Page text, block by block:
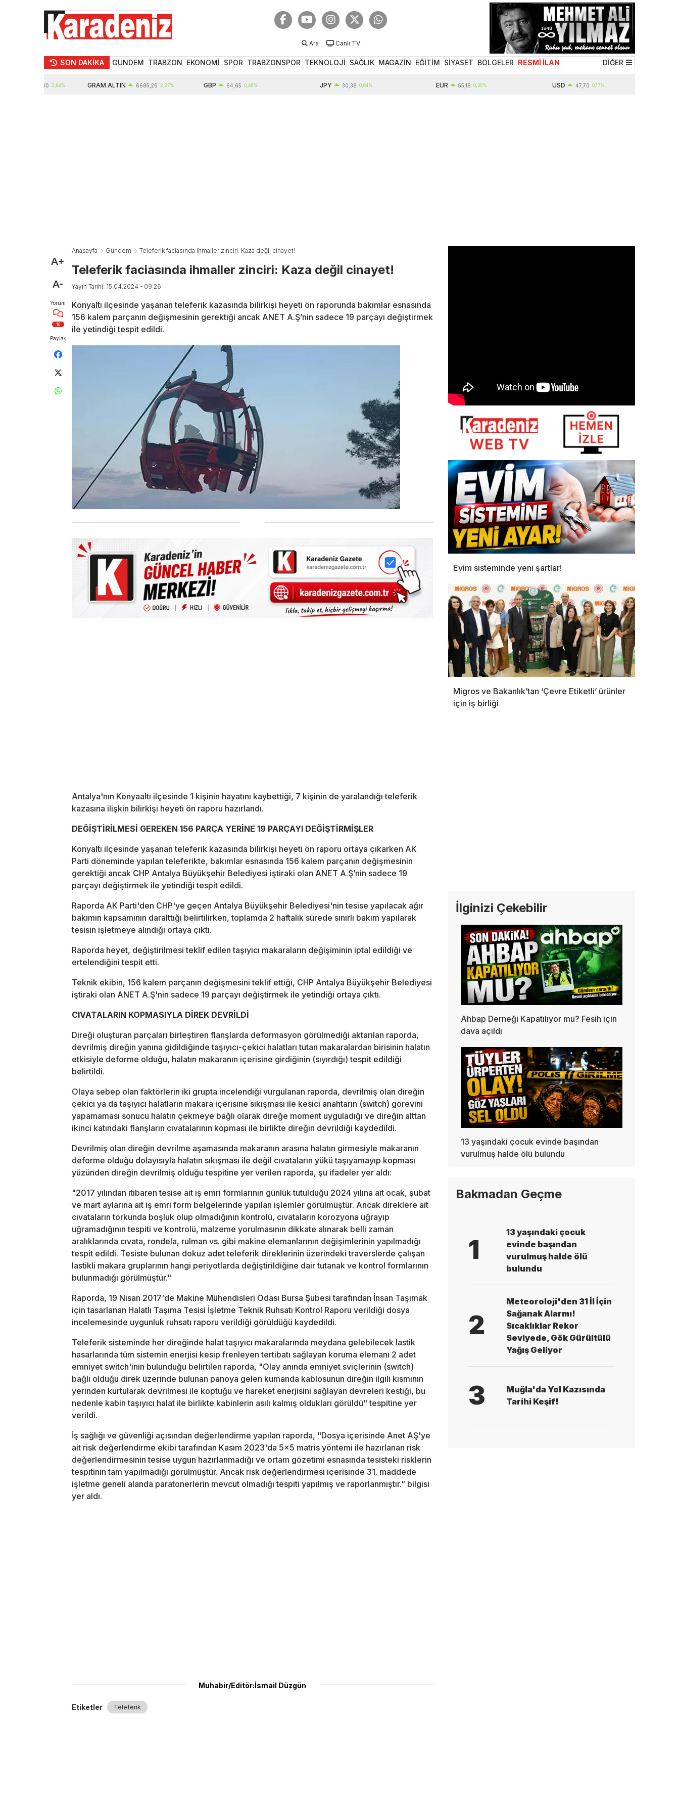
Ara Canlı TV
SON DAKİKA GÜNDEM TRABZON EKONOMİ SPOR TRABZONSPOR TEKNOLOJİ SAĞLIK MAGAZİN EĞİTİM SİYASET BÖLGELER RESMİ İLAN DİĞER
2,84% GRAM ALTIN 6685,26 2,97% 64,65 0,46% 30,38 0,64% 55,18 0,30% 47,70 0,17%
A+
A-
Yorum
10
Paylaş
Anasayfa Gündem Teleferik faciasında ihmaller zinciri: Kaza değil cinayet!
Teleferik faciasında ihmaller zinciri: Kaza değil cinayet!
Yayın Tarihi: 15.04.2024 - 09:26
Konyaltı ilçesinde yaşanan teleferik kazasında bilirkişi heyeti ön raporunda bakımlar esnasında
156 kalem parçanın değişmesinin gerektiği ancak ANET A.Ş’nin sadece 19 parçayı değiştirmek
ile yetindiği tespit edildi.
Antalya'nın Konyaaltı ilçesinde 1 kişinin hayatını kaybettiği, 7 kişinin de yaralandığı teleferik
kazasına ilişkin bilirkişi heyeti ön raporu hazırlandı.
DEĞİŞTİRİLMESİ GEREKEN 156 PARÇA YERİNE 19 PARÇAYI DEĞİŞTİRMİŞLER
Konyaltı ilçesinde yaşanan teleferik kazasında bilirkişi heyeti ön raporu ortaya çıkarken AK
Parti döneminde yapılan teleferikte, bakımlar esnasında 156 kalem parçanın değişmesinin
gerektiği ancak CHP Antalya Büyükşehir Belediyesi iştiraki olan ANET A.Ş’nin sadece 19
parçayı değiştirmek ile yetindiği tespit edildi.
Raporda AK Parti'den CHP'ye geçen Antalya Büyükşehir Belediyesi'nin tesise yapılacak ağır
bakımın kapsamının daralttığı belirtilirken, toplamda 2 haftalık sürede sınırlı bakım yapılarak
tesisin işletmeye alındığı ortaya çıktı.
Raporda heyet, değiştirilmesi teklif edilen taşıyıcı makaraların değişiminin iptal edildiği ve
ertelendiğini tespit etti.
Teknik ekibin, 156 kalem parçanın değişmesini teklif ettiği, CHP Antalya Büyükşehir Belediyesi
iştiraki olan ANET A.Ş'nin sadece 19 parçayı değiştirmek ile yetindiği ortaya çıktı.
CIVATALARIN KOPMASIYLA DİREK DEVRİLDİ
Direği oluşturan parçaları birleştiren flanşlarda deformasyon görülmediği aktarılan raporda,
devrilmiş direğin yanına gidildiğinde taşıyıcı-çekici halatları tutan makaralardan birisinin halatın
etkisiyle deforme olduğu, halatın makaranın içerisine girdiğinin (sıyırdığı) tespit edildiği
belirtildi.
Olaya sebep olan faktörlerin iki grupta incelendiği vurgulanan raporda, devrilmiş olan direğin
çekici ya da taşıyıcı halatların makara içerisine sıkışması ile kesici anahtarın (switch) görevini
yapamaması sonucu halatın çekmeye bağlı olarak direğe moment uyguladığı ve direğin alttan
ikinci katındaki flanşların cıvatalarının kopması ile birlikte direğin devrildiği kaydedildi.
Devrilmiş olan direğin devrilme aşamasında makaranın arasına halatın girmesiyle makaranın
deforme olduğu dolayısıyla halatın sıkışması ile değil cıvataların yükü taşıyamayıp kopması
yüzünden direğin devrilmiş olduğu tespitine yer verilen raporda, şu ifadeler yer aldı:
"2017 yılından itibaren tesise ait iş emri formlarının günlük tutulduğu 2024 yılına ait ocak, şubat
ve mart aylarına ait iş emri form belgelerinde yapılan işlemler görülmüştür. Ancak direklere ait
cıvataların torkunda boşluk olup olmadığının kontrolü, cıvataların korozyona uğrayıp
uğramadığının tespiti ve kontrolü, malzeme yorulmasının dikkate alınarak belli zaman
aralıklarında cıvata, rondela, rulman vs. gibi makine elemanlarının değişimlerinin yapılmadığı
tespit edildi. Tesiste bulunan dokuz adet teleferik direklerinin üzerindeki traverslerde çalışan
lastikli makara gruplarının hangi periyotlarda değiştirildiğine dair tutanak ve kontrol formlarının
bulunmadığı görülmüştür."
Raporda, 19 Nisan 2017'de Makine Mühendisleri Odası Bursa Şubesi tarafından İnsan Taşımak
için tasarlanan Halatlı Taşıma Tesisi İşletme Teknik Ruhsatı Kontrol Raporu verildiği dosya
incelemesinde uygunluk ruhsatı raporu verildiği görüldüğü kaydedildi.
Teleferik sisteminde her direğinde halat taşıyıcı makaralarında meydana gelebilecek lastik
hasarlarında tüm sistemin enerjisi kesip frenleyen tertibatı sağlayan koruma elemanı 2 adet
emniyet switch'inin bulunduğu belirtilen raporda, "Olay anında emniyet sviçlerinin (switch)
bağlı olduğu direk üzerinde bulunan panoya gelen kumanda kablosunun direğin ilgili kısmının
yerinden kurtularak devrilmesi ile koptuğu ve hareket enerjisini sağlayan devreleri kestiği, bu
nedenle kabin taşıyıcı halat ile birlikte kabinlerin asılı kalmış oldukları görüldü" tespitine yer
verildi.
İş sağlığı ve güvenliği açısından değerlendirme yapılan raporda, "Dosya içerisinde Anet AŞ'ye
ait risk değerlendirme ekibi tarafından Kasım 2023'da 5x5 matris yöntemi ile hazırlanan risk
değerlendirmesinin tesise uygun hazırlanmadığı ve ortam gözetimi esnasında tesisteki risklerin
tespitinin tam yapılmadığı görülmüştür. Ancak risk değerlendirmesi içerisinde 31. maddede
işletme geneli alanda paratonerlerin mevcut olmadığı tespiti yapılmış ve raporlanmıştır." bilgisi
yer aldı.
Muhabir/Editör:İsmail Düzgün
Etiketler Teleferik
Evim sisteminde yeni şartlar!
Migros ve Bakanlık’tan ‘Çevre Etiketli’ ürünler
için iş birliği
İlginizi Çekebilir
Ahbap Derneği Kapatılıyor mu? Fesih için
dava açıldı
13 yaşındaki çocuk evinde başından
vurulmuş halde ölü bulundu
Bakmadan Geçme
1
13 yaşındaki çocuk
evinde başından
vurulmuş halde ölü
bulundu
2
Meteoroloji'den 31 İl İçin
Sağanak Alarmı!
Sıcaklıklar Rekor
Seviyede, Gök Gürültülü
Yağış Geliyor
3
Muğla'da Yol Kazısında
Tarihi Keşif!